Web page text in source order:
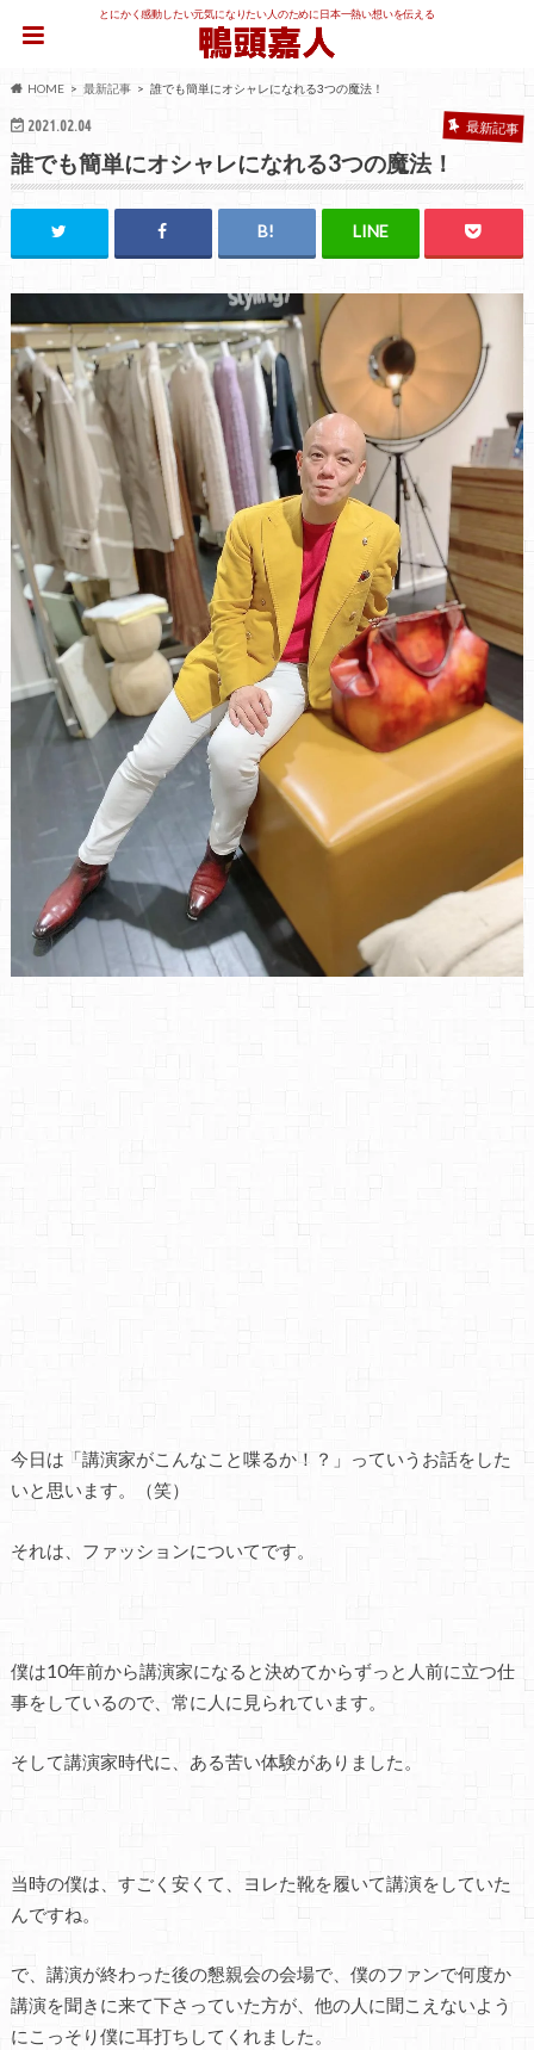
とにかく感動したい元気になりたい人のために日本一熱い想いを伝える
HOME 最新記事 誰でも簡単にオシャレになれる3つの魔法！
2021.02.04 最新記事
誰でも簡単にオシャレになれる3つの魔法！
今日は「講演家がこんなこと喋るか！？」っていうお話をした
いと思います。（笑）
それは、ファッションについてです。
僕は10年前から講演家になると決めてからずっと人前に立つ仕
事をしているので、常に人に見られています。
そして講演家時代に、ある苦い体験がありました。
当時の僕は、すごく安くて、ヨレた靴を履いて講演をしていた
んですね。
で、講演が終わった後の懇親会の会場で、僕のファンで何度か
講演を聞きに来て下さっていた方が、他の人に聞こえないよう
にこっそり僕に耳打ちしてくれました。